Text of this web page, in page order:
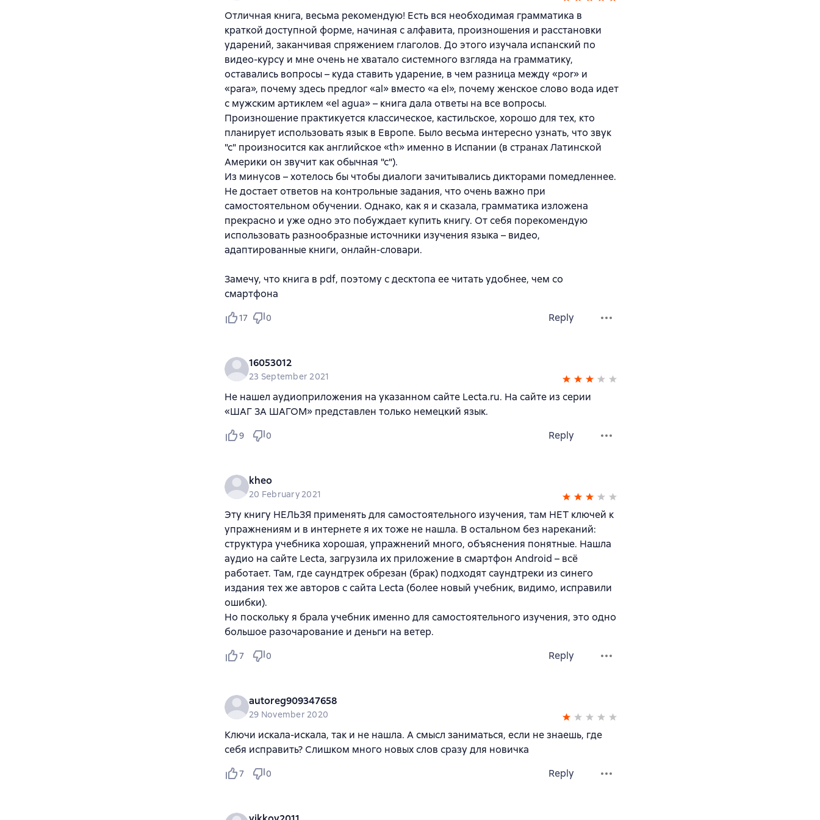
Отличная книга, весьма рекомендую! Есть вся необходимая грамматика в
краткой доступной форме, начиная с алфавита, произношения и расстановки
ударений, заканчивая спряжением глаголов. До этого изучала испанский по
видео-курсу и мне очень не хватало системного взгляда на грамматику,
оставались вопросы – куда ставить ударение, в чем разница между «por» и
«para», почему здесь предлог «al» вместо «a el», почему женское слово вода идет
с мужским артиклем «el agua» – книга дала ответы на все вопросы.
Произношение практикуется классическое, кастильское, хорошо для тех, кто
планирует использовать язык в Европе. Было весьма интересно узнать, что звук
"с" произносится как английское «th» именно в Испании (в странах Латинской
Америки он звучит как обычная "с").
Из минусов – хотелось бы чтобы диалоги зачитывались дикторами помедленнее.
Не достает ответов на контрольные задания, что очень важно при
самостоятельном обучении. Однако, как я и сказала, грамматика изложена
прекрасно и уже одно это побуждает купить книгу. От себя порекомендую
использовать разнообразные источники изучения языка – видео,
адаптированные книги, онлайн-словари.
Замечу, что книга в pdf, поэтому с десктопа ее читать удобнее, чем со
смартфона
17 0 Reply
16053012
23 September 2021
Не нашел аудиоприложения на указанном сайте Lecta.ru. На сайте из серии
«ШАГ ЗА ШАГОМ» представлен только немецкий язык.
9 0 Reply
kheo
20 February 2021
Эту книгу НЕЛЬЗЯ применять для самостоятельного изучения, там НЕТ ключей к
упражнениям и в интернете я их тоже не нашла. В остальном без нареканий:
структура учебника хорошая, упражнений много, объяснения понятные. Нашла
аудио на сайте Lecta, загрузила их приложение в смартфон Android – всё
работает. Там, где саундтрек обрезан (брак) подходят саундтреки из синего
издания тех же авторов с сайта Lecta (более новый учебник, видимо, исправили
ошибки).
Но поскольку я брала учебник именно для самостоятельного изучения, это одно
большое разочарование и деньги на ветер.
7 0 Reply
autoreg909347658
29 November 2020
Ключи искала-искала, так и не нашла. А смысл заниматься, если не знаешь, где
себя исправить? Слишком много новых слов сразу для новичка
7 0 Reply